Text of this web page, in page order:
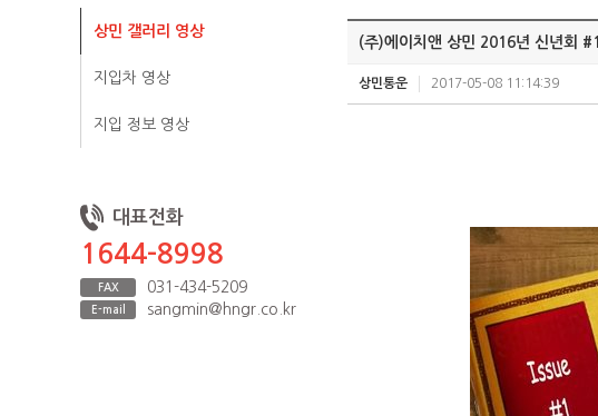
상민 갤러리 영상
지입차 영상
지입 정보 영상
대표전화
1644-8998
FAX 031-434-5209
E-mail sangmin@hngr.co.kr
(주)에이치앤 상민 2016년 신년회 #1
상민통운 2017-05-08 11:14:39